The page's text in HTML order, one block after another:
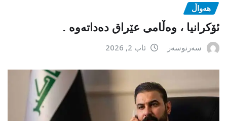
هەواڵ
ئۆکرانیا ، وەڵامی عێراق دەداتەوە .
سەرنوسەر ئاب 2, 2026